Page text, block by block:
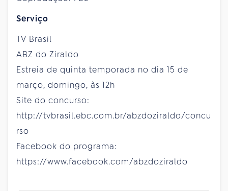
Serviço
TV Brasil
ABZ do Ziraldo
Estreia de quinta temporada no dia 15 de
março, domingo, às 12h
Site do concurso:
http://tvbrasil.ebc.com.br/abzdoziraldo/concu
rso
Facebook do programa:
https://www.facebook.com/abzdoziraldo